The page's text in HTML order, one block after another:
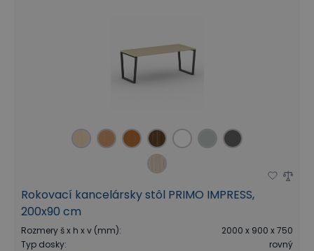
Rokovací kancelársky stôl PRIMO IMPRESS,
200x90 cm
Rozmery š x h x v (mm):
2000 x 900 x 750
Typ dosky:
rovný